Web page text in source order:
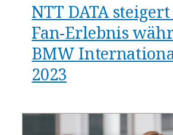
NTT DATA steigert
Fan-Erlebnis
BMW
2023